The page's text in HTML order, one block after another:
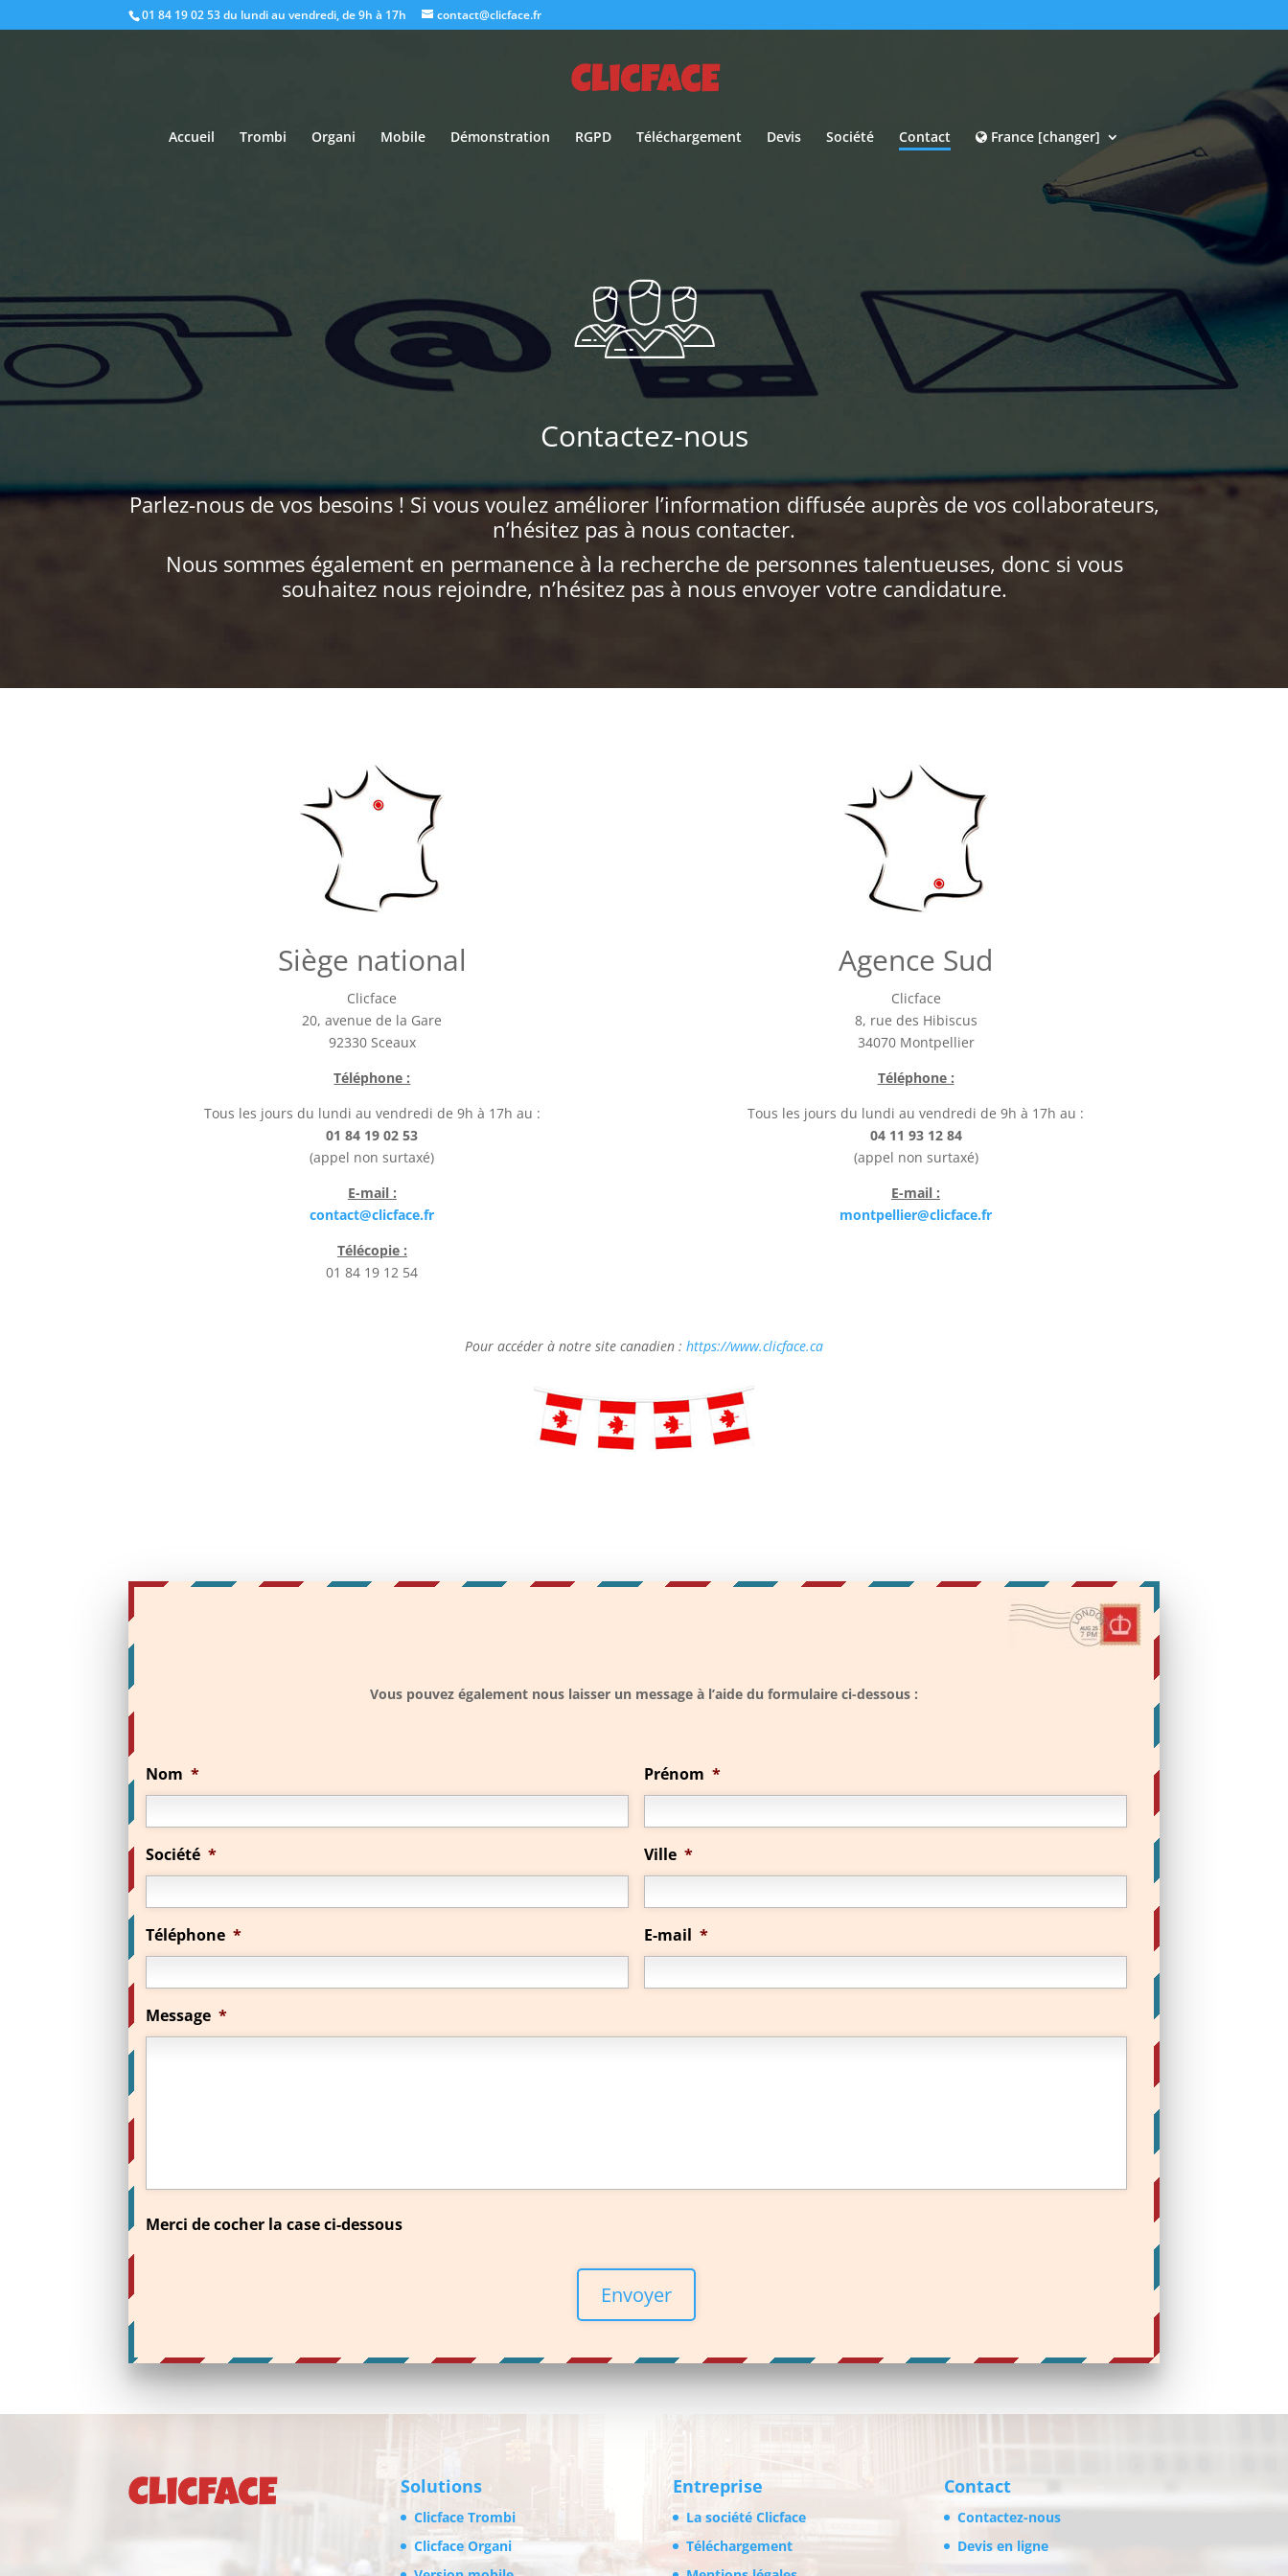
01 84 19 02 53du lundi au vendredi, de 9h à 17h contact@clicface.fr
Accueil Trombi Organi Mobile Démonstration RGPD Téléchargement Devis Société Contact France [changer]
Contactez-nous
Parlez-nous de vos besoins ! Si vous voulez améliorer l’information diffusée auprès de vos collaborateurs,
n’hésitez pas à nous contacter.
Nous sommes également en permanence à la recherche de personnes talentueuses, donc si vous
souhaitez nous rejoindre, n’hésitez pas à nous envoyer votre candidature.
Siège national
Clicface
20, avenue de la Gare
92330 Sceaux
Téléphone :
Tous les jours du lundi au vendredi de 9h à 17h au :
01 84 19 02 53
(appel non surtaxé)
E-mail :
contact@clicface.fr
Télécopie :
01 84 19 12 54
Agence Sud
Clicface
8, rue des Hibiscus
34070 Montpellier
Téléphone :
Tous les jours du lundi au vendredi de 9h à 17h au :
04 11 93 12 84
(appel non surtaxé)
E-mail :
montpellier@clicface.fr
Pour accéder à notre site canadien : https://www.clicface.ca
Vous pouvez également nous laisser un message à l’aide du formulaire ci-dessous :
Nom * Prénom *
Société * Ville *
Téléphone * E-mail *
Message *
Merci de cocher la case ci-dessous
Solutions
Clicface Trombi
Clicface Organi
Entreprise
La société Clicface
Téléchargement
Contact
Contactez-nous
Devis en ligne